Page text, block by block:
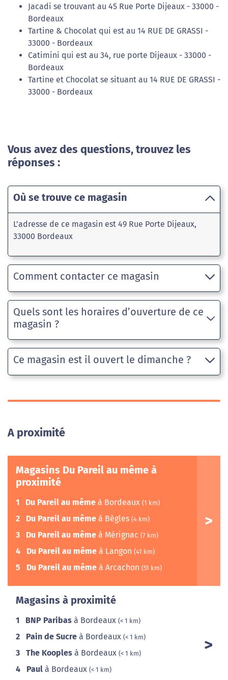
Jacadi se trouvant au 45 Rue Porte Dijeaux - 33000 -
Bordeaux
Tartine & Chocolat qui est au 14 RUE DE GRASSI -
33000 - Bordeaux
Catimini qui est au 34, rue porte Dijeaux - 33000 -
Bordeaux
Tartine et Chocolat se situant au 14 RUE DE GRASSI -
33000 - Bordeaux
Vous avez des questions, trouvez les
réponses :
Où se trouve ce magasin
L'adresse de ce magasin est 49 Rue Porte Dijeaux,
33000 Bordeaux
Comment contacter ce magasin
Quels sont les horaires d’ouverture de ce
magasin ?
Ce magasin est il ouvert le dimanche ?
A proximité
Magasins Du Pareil au même à
proximité
1 Du Pareil au même à Bordeaux (1 km)
2 Du Pareil au même à Bègles (4 km)
3 Du Pareil au même à Mérignac (7 km)
4 Du Pareil au même à Langon (41 km)
5 Du Pareil au même à Arcachon (51 km)
Magasins à proximité
1 BNP Paribas à Bordeaux (< 1 km)
2 Pain de Sucre à Bordeaux (< 1 km)
3 The Kooples à Bordeaux (< 1 km)
4 Paul à Bordeaux (< 1 km)